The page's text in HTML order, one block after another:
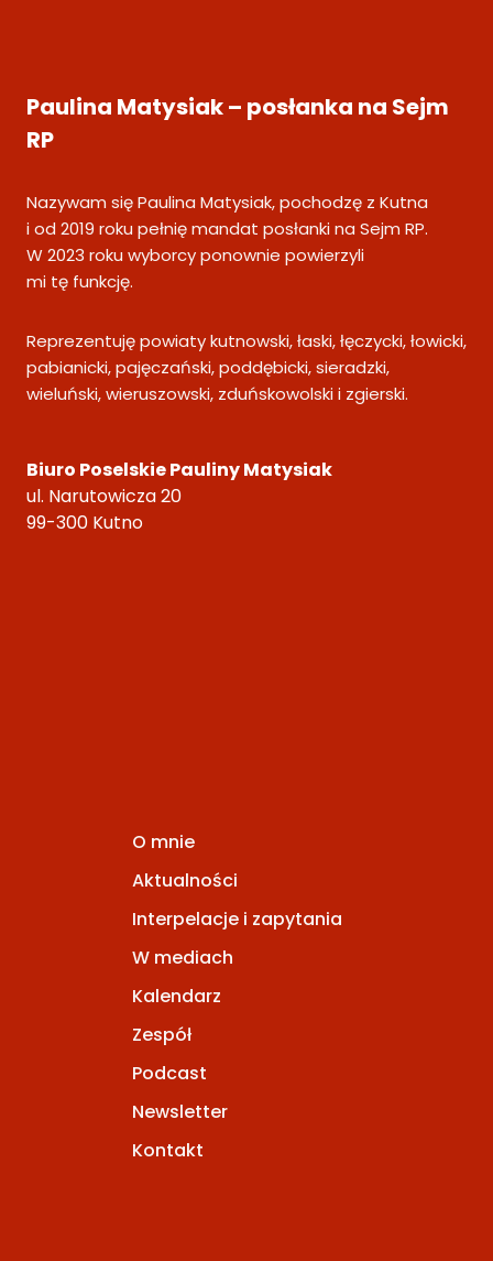
Paulina Matysiak – posłanka na Sejm
RP
Nazywam się Paulina Matysiak, pochodzę z Kutna
i od 2019 roku pełnię mandat posłanki na Sejm RP.
W 2023 roku wyborcy ponownie powierzyli
mi tę funkcję.
Reprezentuję powiaty kutnowski, łaski, łęczycki, łowicki,
pabianicki, pajęczański, poddębicki, sieradzki,
wieluński, wieruszowski, zduńskowolski i zgierski.
Biuro Poselskie Pauliny Matysiak
ul. Narutowicza 20
99-300 Kutno
O mnie
Aktualności
Interpelacje i zapytania
W mediach
Kalendarz
Zespół
Podcast
Newsletter
Kontakt